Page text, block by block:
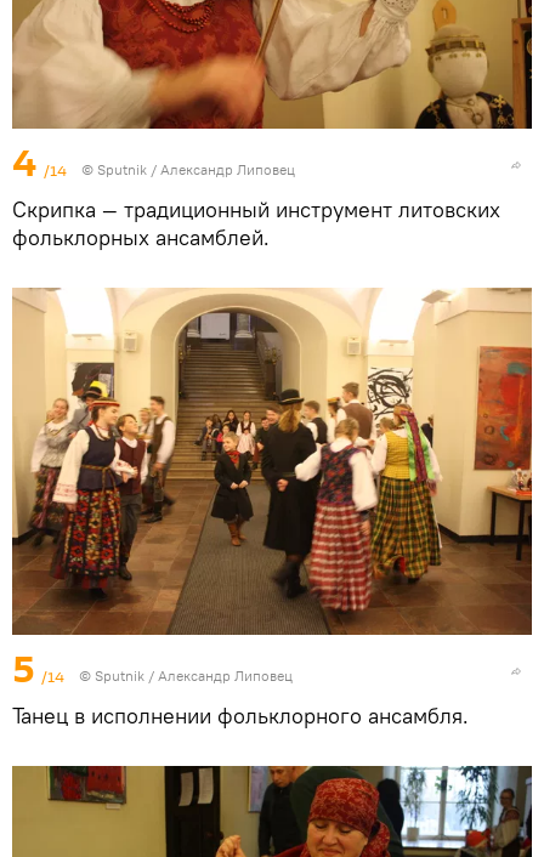
4 /14 © Sputnik / Александр Липовец
Скрипка — традиционный инструмент литовских
фольклорных ансамблей.
5 /14 © Sputnik / Александр Липовец
Танец в исполнении фольклорного ансамбля.